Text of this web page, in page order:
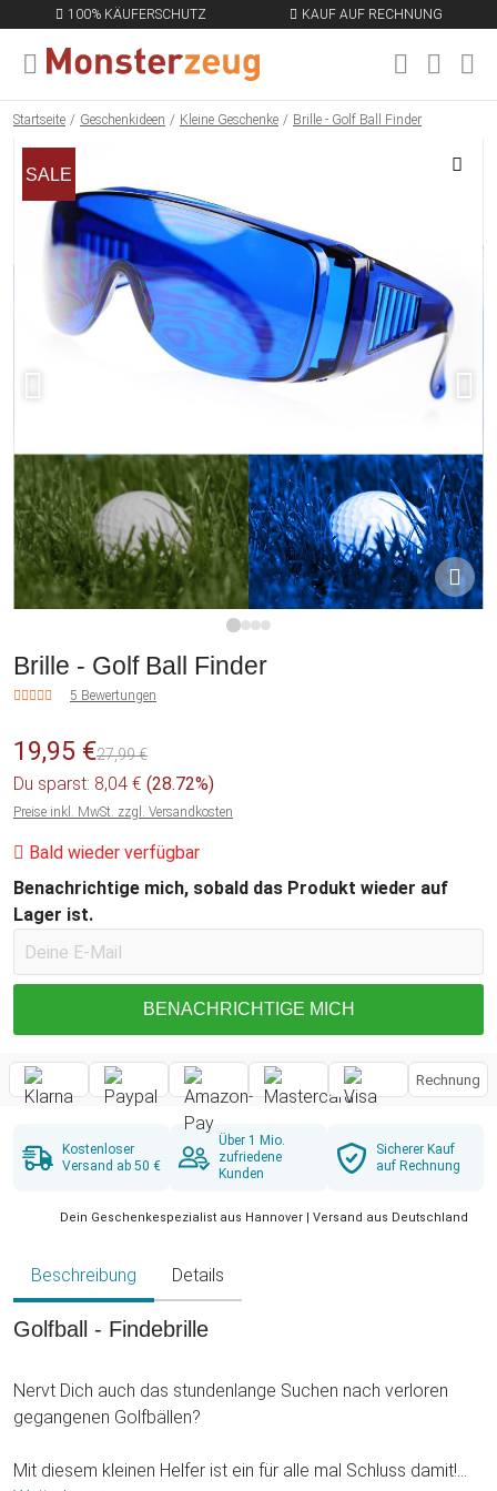
100% KÄUFERSCHUTZ KAUF AUF RECHNUNG
MENÜ SCHLIESSEN
Startseite Geschenkideen Kleine Geschenke Brille - Golf Ball Finder
SALE
Brille - Golf Ball Finder
5 Bewertungen
19,95 €27,99 €
Du sparst: 8,04 € (28.72%)
Preise inkl. MwSt. zzgl. Versandkosten
Bald wieder verfügbar
Benachrichtige mich, sobald das Produkt wieder auf
Lager ist.
BENACHRICHTIGE MICH
Rechnung
Kostenloser
Versand ab 50 €
Über 1 Mio.
zufriedene
Kunden
Sicherer Kauf
auf Rechnung
Dein Geschenkespezialist aus Hannover | Versand aus Deutschland
Beschreibung Details
Golfball - Findebrille
Nervt Dich auch das stundenlange Suchen nach verloren
gegangenen Golfbällen?
Mit diesem kleinen Helfer ist ein für alle mal Schluss damit!